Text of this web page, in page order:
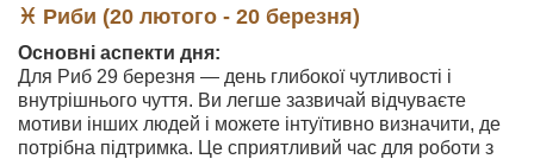
♓ Риби (20 лютого - 20 березня)
Основні аспекти дня:
Для Риб 29 березня — день глибокої чутливості і
внутрішнього чуття. Ви легше зазвичай відчуваєте
мотиви інших людей і можете інтуїтивно визначити, де
потрібна підтримка. Це сприятливий час для роботи з